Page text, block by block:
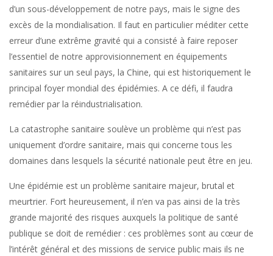
d’un sous-développement de notre pays, mais le signe des
excès de la mondialisation. Il faut en particulier méditer cette
erreur d’une extrême gravité qui a consisté à faire reposer
l’essentiel de notre approvisionnement en équipements
sanitaires sur un seul pays, la Chine, qui est historiquement le
principal foyer mondial des épidémies. A ce défi, il faudra
remédier par la réindustrialisation.
La catastrophe sanitaire soulève un problème qui n’est pas
uniquement d’ordre sanitaire, mais qui concerne tous les
domaines dans lesquels la sécurité nationale peut être en jeu.
Une épidémie est un problème sanitaire majeur, brutal et
meurtrier. Fort heureusement, il n’en va pas ainsi de la très
grande majorité des risques auxquels la politique de santé
publique se doit de remédier : ces problèmes sont au cœur de
l’intérêt général et des missions de service public mais ils ne